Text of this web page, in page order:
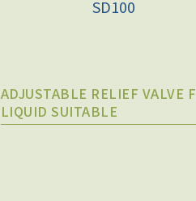
SD100
ADJUSTABLE RELIEF VALVE
LIQUID SUITABLE